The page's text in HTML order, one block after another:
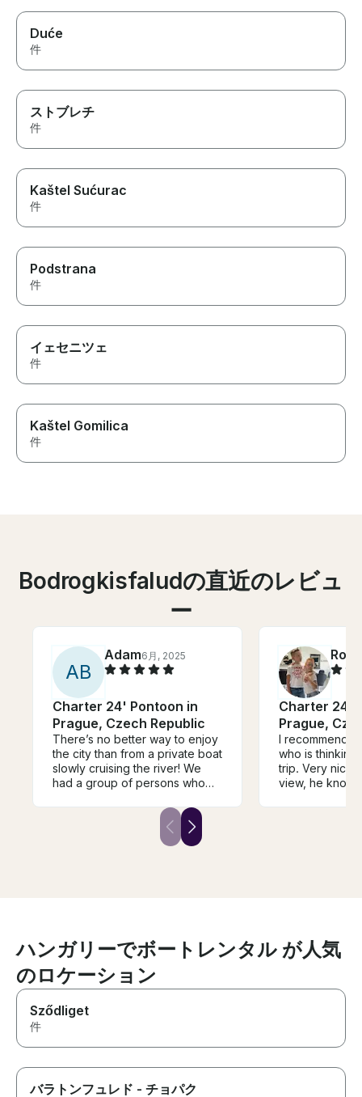
Duće
件
ストブレチ
件
Kaštel Sućurac
件
Podstrana
件
イェセニツェ
件
Kaštel Gomilica
件
Bodrogkisfaludの直近のレビュ
ー
AB
Adam6月, 2025
Charter 24' Pontoon in
Prague, Czech Republic
There’s no better way to enjoy
the city than from a private boat
slowly cruising the river! We
had a group of persons who
taking in the perfect weather
and city, but we did not want to
be on a larger boat. We found
Charter 24'
Prague,
I recommend
who is thinking
trip. Very nice,
view, he
ハンガリーでボートレンタル が人気
のロケーション
Sződliget
件
バラトンフュレド - チョパク